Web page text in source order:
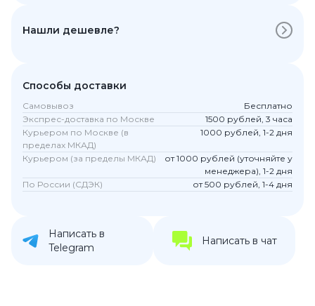
Нашли дешевле?
Способы доставки
Самовывоз
Бесплатно
Экспрес-доставка по Москве
1500 рублей, 3 часа
Курьером по Москве (в
пределах МКАД)
1000 рублей, 1-2 дня
Курьером (за пределы МКАД)
от 1000 рублей (уточняйте у
менеджера), 1-2 дня
По России (СДЭК)
от 500 рублей, 1-4 дня
Написать в
Telegram
Написать в чат